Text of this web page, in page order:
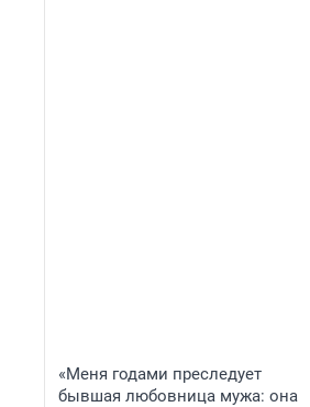
«Меня годами преследует
бывшая любовница мужа: она